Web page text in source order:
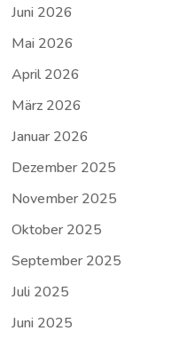
Juni 2026
Mai 2026
April 2026
März 2026
Januar 2026
Dezember 2025
November 2025
Oktober 2025
September 2025
Juli 2025
Juni 2025